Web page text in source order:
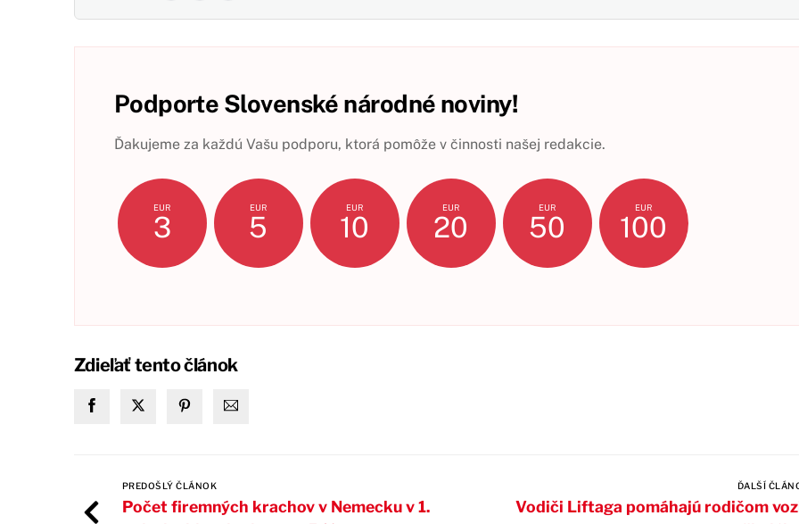
Podporte Slovenské národné noviny!
Ďakujeme za každú Vašu podporu, ktorá pomôže v činnosti našej redakcie.
EUR
3
EUR
5
EUR
10
EUR
20
EUR
50
EUR
100
Zdieľať tento článok
PREDOŠLÝ ČLÁNOK
Počet firemných krachov v Nemecku v 1.
ĎALŠÍ
Vodiči Liftaga pomáhajú rodičom